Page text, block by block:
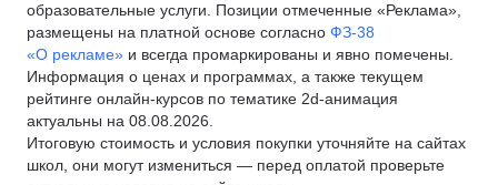
образовательные услуги. Позиции отмеченные «Реклама»,
размещены на платной основе согласно ФЗ-38
«О рекламе» и всегда промаркированы и явно помечены.
Информация о ценах и программах, а также текущем
рейтинге онлайн-курсов по тематике 2d-анимация
актуальны на 08.08.2026.
Итоговую стоимость и условия покупки уточняйте на сайтах
школ, они могут измениться — перед оплатой проверьте